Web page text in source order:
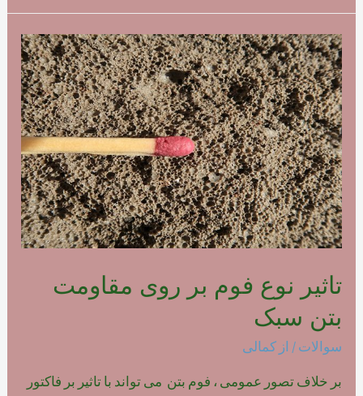
مصرف
فوم
بتن
پلیمری
تاثیر نوع فوم بر روی مقاومت
بتن سبک
سوالات / از کمالی
بر خلاف تصور عمومی ، فوم بتن می تواند با تاثیر بر فاکتور